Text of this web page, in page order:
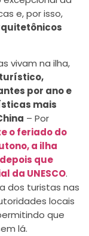
e, por isso,
vivam na ilha,
por ano e
mais
– Por
o feriado do
a ilha
que
da UNESCO.
dos turistas nas
locais
que
lá.